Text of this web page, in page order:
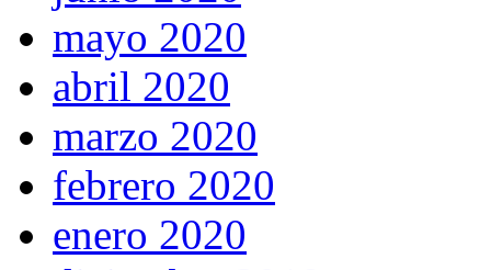
mayo 2020
abril 2020
marzo 2020
febrero 2020
enero 2020